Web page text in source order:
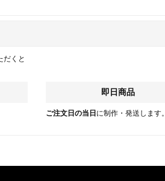
だくと
即日商品
ご注文日の当日 に制作・発送します。